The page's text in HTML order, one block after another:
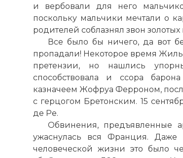
и вербовали для него
поскольку мальчики мечтали о
родителей соблазнял звон золотых
Все было бы ничего, да вот
пропадали! Некоторое время
претензии, но нашлись
способствовала и ссора
казначеем Жофруа Ферроном,
с герцогом Бретонским. 15
де Ре.
Обвинения, предъявленные
ужаснулась вся Франция. Даже
человеческой жизни это было